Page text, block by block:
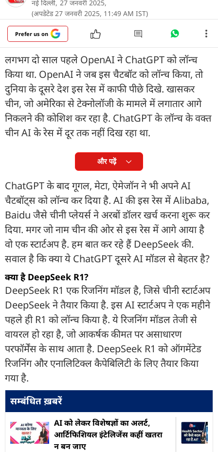
नई दिल्ली, 27 जनवरी 2025,
(अपडेटेड 27 जनवरी 2025, 11:49 AM IST)
Prefer us on
लगभग दो साल पहले OpenAI ने ChatGPT को लॉन्च
किया था. OpenAI ने जब इस चैटबॉट को लॉन्च किया, तो
दुनिया के दूसरे देश इस रेस में काफी पीछे दिखे. खासकर
चीन, जो अमेरिका से टेक्नोलॉजी के मामले में लगातार आगे
निकलने की कोशिश कर रहा है. ChatGPT के लॉन्च के वक्त
चीन AI के रेस में दूर तक नहीं दिख रहा था.
और पढ़ें
ChatGPT के बाद गूगल, मेटा, ऐमेजॉन ने भी अपने AI
चैटबॉट्स को लॉन्च कर दिया है. AI की इस रेस में Alibaba,
Baidu जैसे चीनी प्लेयर्स ने अरबों डॉलर खर्च करना शुरू कर
दिया. मगर जो नाम चीन की ओर से इस रेस में आगे आया है
वो एक स्टार्टअप है. हम बात कर रहे हैं DeepSeek की.
सवाल है कि क्या ये ChatGPT दूसरे AI मॉडल से बेहतर है?
क्या है DeepSeek R1?
DeepSeek R1 एक रिजनिंग मॉडल है, जिसे चीनी स्टार्टअप
DeepSeek ने तैयार किया है. इस AI स्टार्टअप ने एक महीने
पहले ही R1 को लॉन्च किया है. ये रिजनिंग मॉडल तेजी से
वायरल हो रहा है, जो आकर्षक कीमत पर असाधारण
परफॉर्मेंस के साथ आता है. DeepSeek R1 को ऑगमेंटेड
रिजनिंग और एनालिटिक्ल कैपेबिलिटी के लिए तैयार किया
गया है.
सम्बंधित ख़बरें
AI को लेकर विशेषज्ञों का अलर्ट,
आर्टिफिशियल इंटेलिजेंस कहीं खतरा
न बन जाए